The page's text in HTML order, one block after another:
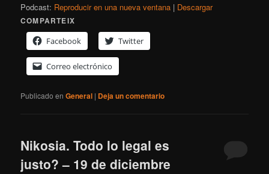
Podcast: Reproducir en una nueva ventana | Descargar
COMPARTEIX
Facebook
Twitter
Correo electrónico
Publicado en General | Deja un comentario
Nikosia. Todo lo legal es
justo? – 19 de diciembre